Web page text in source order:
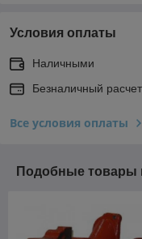
Условия оплаты
Наличными
Безналичный расчет
Все условия оплаты
Подобные товары